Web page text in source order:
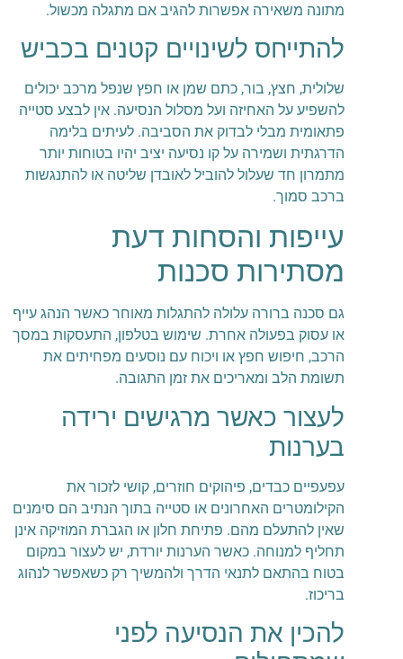
מתונה משאירה אפשרות להגיב אם מתגלה מכשול.
להתייחס לשינויים קטנים בכביש
שלולית, חצץ, בור, כתם שמן או חפץ שנפל מרכב יכולים
להשפיע על האחיזה ועל מסלול הנסיעה. אין לבצע סטייה
פתאומית מבלי לבדוק את הסביבה. לעיתים בלימה
הדרגתית ושמירה על קו נסיעה יציב יהיו בטוחות יותר
מתמרון חד שעלול להוביל לאובדן שליטה או להתנגשות
ברכב סמוך.
עייפות והסחות דעת
מסתירות סכנות
גם סכנה ברורה עלולה להתגלות מאוחר כאשר הנהג עייף
או עסוק בפעולה אחרת. שימוש בטלפון, התעסקות במסך
הרכב, חיפוש חפץ או ויכוח עם נוסעים מפחיתים את
תשומת הלב ומאריכים את זמן התגובה.
לעצור כאשר מרגישים ירידה
בערנות
עפעפיים כבדים, פיהוקים חוזרים, קושי לזכור את
הקילומטרים האחרונים או סטייה בתוך הנתיב הם סימנים
שאין להתעלם מהם. פתיחת חלון או הגברת המוזיקה אינן
תחליף למנוחה. כאשר הערנות יורדת, יש לעצור במקום
בטוח בהתאם לתנאי הדרך ולהמשיך רק כשאפשר לנהוג
בריכוז.
להכין את הנסיעה לפני